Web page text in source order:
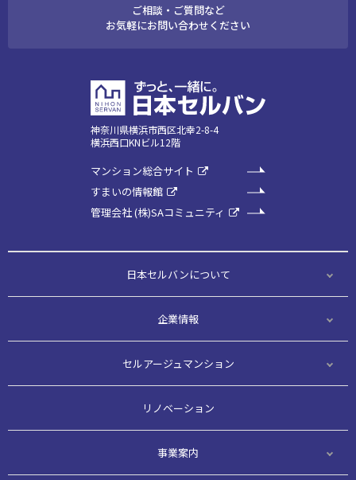
神奈川県横浜市西区北幸2-8-4
横浜西口KNビル12階
マンション総合サイト
すまいの情報館
管理会社 (株)SAコミュニティ
ご相談・ご質問など
お気軽にお問い合わせください
日本セルバンについて
企業情報
セルアージュマンション
リノベーション
事業案内